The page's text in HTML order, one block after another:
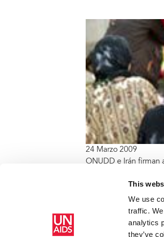
This
We use
traffic.
analytics
they’ve
24 Marzo 2009
ONUDD e Irán firman
refugiados afganos
V2 - C - Standard